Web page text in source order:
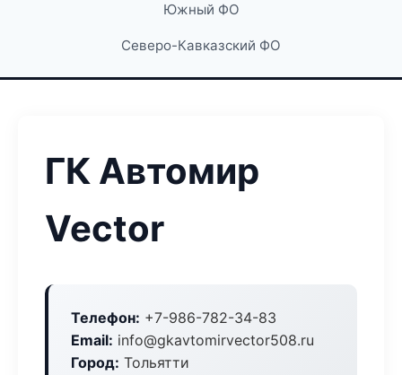
Южный ФО
Северо-Кавказский ФО
ГК Автомир
Vector
Телефон: +7-986-782-34-83
Email: info@gkavtomirvector508.ru
Город: Тольятти